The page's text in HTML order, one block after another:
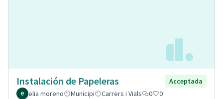
Instalación de Papeleras
Acceptada
elia moreno
Municipi Carrers i Vials 0 0